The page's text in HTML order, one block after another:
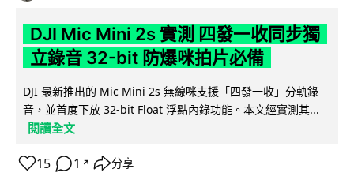
DJI Mic Mini 2s 實測 四發一收同步獨
立錄音 32-bit 防爆咪拍片必備
DJI 最新推出的 Mic Mini 2s 無線咪支援「四發一收」分軌錄
音，並首度下放 32-bit Float 浮點內錄功能。本文經實測其...
閱讀全文
15 1 ↗ 分享